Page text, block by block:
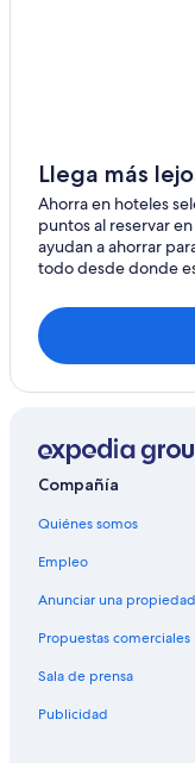
Llega más
Ahorra en hoteles
puntos al reservar
ayudan a ahorrar
todo desde donde
Compañía
Quiénes somos
Empleo
Anunciar una propiedad
Propuestas comerciales
Sala de prensa
Publicidad